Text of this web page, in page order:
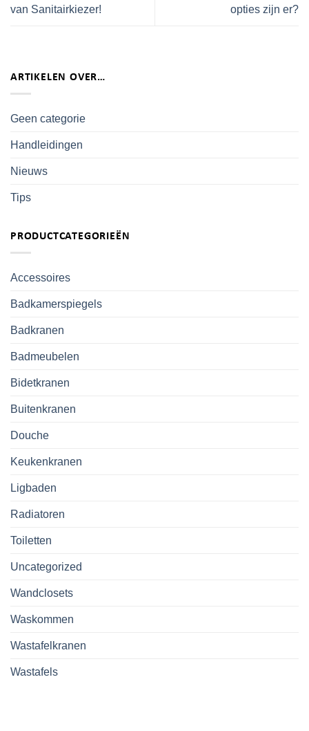
van Sanitairkiezer! opties zijn er?
ARTIKELEN OVER…
Geen categorie
Handleidingen
Nieuws
Tips
PRODUCTCATEGORIEËN
Accessoires
Badkamerspiegels
Badkranen
Badmeubelen
Bidetkranen
Buitenkranen
Douche
Keukenkranen
Ligbaden
Radiatoren
Toiletten
Uncategorized
Wandclosets
Waskommen
Wastafelkranen
Wastafels